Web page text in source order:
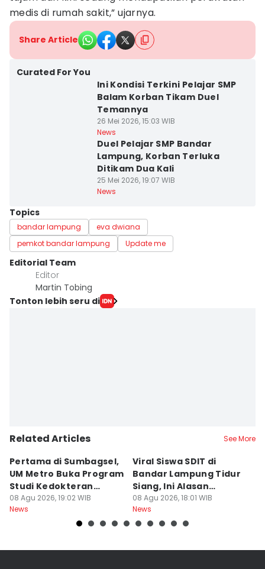
medis di rumah sakit,” ujarnya.
Share Article
Curated For You
Ini Kondisi Terkini Pelajar SMP
Balam Korban Tikam Duel
Temannya
26 Mei 2026, 15:03 WIB
News
Duel Pelajar SMP Bandar
Lampung, Korban Terluka
Ditikam Dua Kali
25 Mei 2026, 19:07 WIB
News
Topics
bandar lampung
eva dwiana
pemkot bandar lampung
Update me
Editorial Team
Editor
Martin Tobing
Tonton lebih seru di
Related Articles See More
Pertama di Sumbagsel,
UM Metro Buka Program
Studi Kedokteran
Hewan
08 Agu 2026, 19:02 WIB
News
Viral Siswa SDIT di
Bandar Lampung Tidur
Siang, Ini Alasan
Sekolah
08 Agu 2026, 18:01 WIB
News